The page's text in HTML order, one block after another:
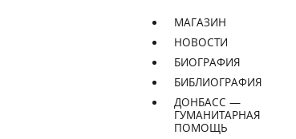
МАГАЗИН
НОВОСТИ
БИОГРАФИЯ
БИБЛИОГРАФИЯ
ДОНБАСС —
ГУМАНИТАРНАЯ
ПОМОЩЬ